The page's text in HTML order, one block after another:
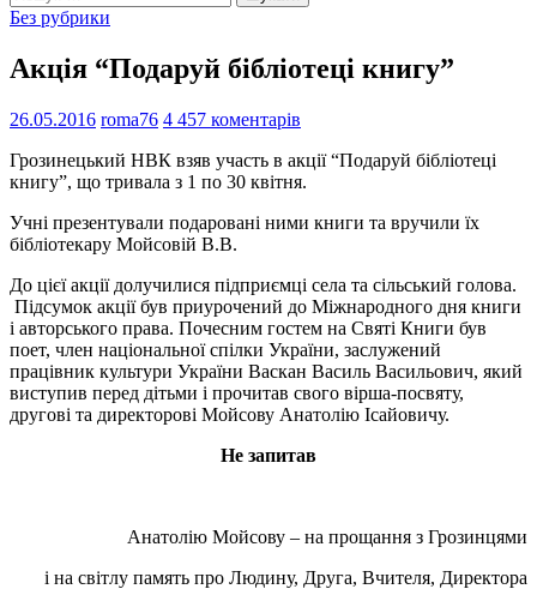
Без рубрики
Акція “Подаруй бібліотеці книгу”
26.05.2016 roma76 4 457 коментарів
Грозинецький НВК взяв участь в акції “Подаруй бібліотеці
книгу”, що тривала з 1 по 30 квітня.
Учні презентували подаровані ними книги та вручили їх
бібліотекару Мойсовій В.В.
До цієї акції долучилися підприємці села та сільський голова.
Підсумок акції був приурочений до Міжнародного дня книги
і авторського права. Почесним гостем на Святі Книги був
поет, член національної спілки України, заслужений
працівник культури України Васкан Василь Васильович, який
виступив перед дітьми і прочитав свого вірша-посвяту,
другові та директорові Мойсову Анатолію Ісайовичу.
Не запитав
Анатолію Мойсову – на прощання з Грозинцями
і на світлу память про Людину, Друга, Вчителя, Директора